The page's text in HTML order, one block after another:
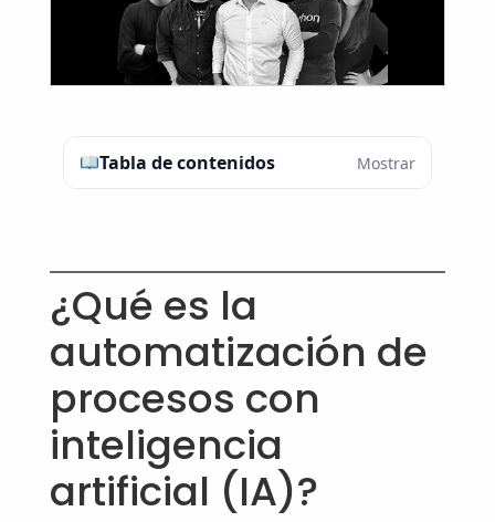
Tabla de contenidos Mostrar
¿Qué es la
automatización de
procesos con
inteligencia
artificial (IA)?